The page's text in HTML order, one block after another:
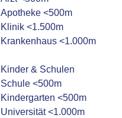
Apotheke <500m
Klinik <1.500m
Krankenhaus <1.000m
Kinder & Schulen
Schule <500m
Kindergarten <500m
Universität <1.000m